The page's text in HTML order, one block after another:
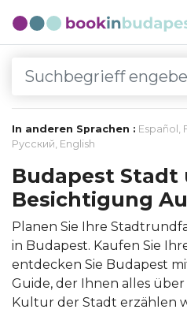
In anderen Sprachen : Español ,
Русский, English
Budapest Stadt
Besichtigung
Planen Sie Ihre
in Budapest. Kaufen Sie
entdecken Sie Budapest
Guide, der Ihnen alles
Kultur der Stadt erzählen